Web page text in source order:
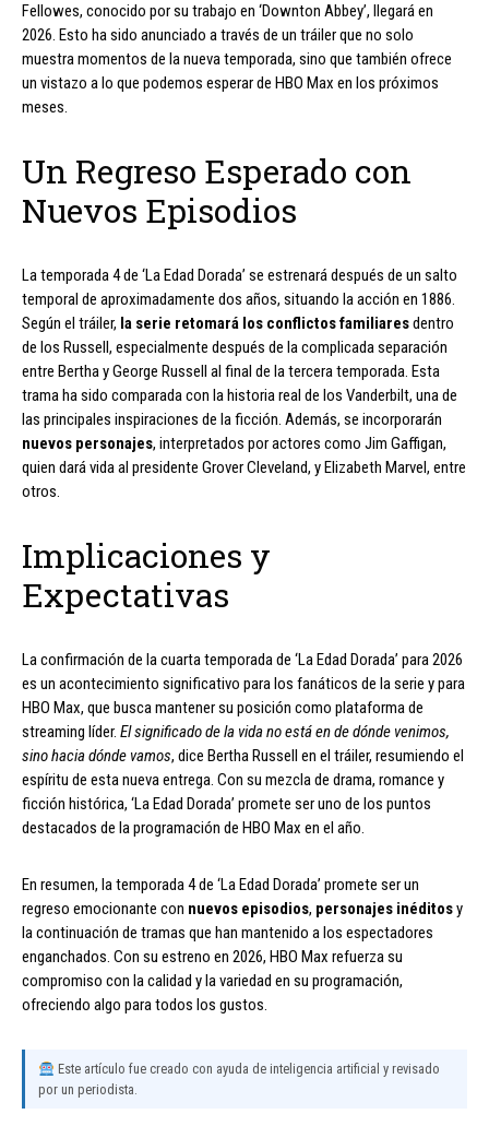
Fellowes, conocido por su trabajo en ‘Downton Abbey’, llegará en
2026. Esto ha sido anunciado a través de un tráiler que no solo
muestra momentos de la nueva temporada, sino que también ofrece
un vistazo a lo que podemos esperar de HBO Max en los próximos
meses.
Un Regreso Esperado con
Nuevos Episodios
La temporada 4 de ‘La Edad Dorada’ se estrenará después de un salto
temporal de aproximadamente dos años, situando la acción en 1886.
Según el tráiler, la serie retomará los conflictos familiaresdentro
de los Russell, especialmente después de la complicada separación
entre Bertha y George Russell al final de la tercera temporada. Esta
trama ha sido comparada con la historia real de los Vanderbilt, una de
las principales inspiraciones de la ficción. Además, se incorporarán
nuevos personajes, interpretados por actores como Jim Gaffigan,
quien dará vida al presidente Grover Cleveland, y Elizabeth Marvel, entre
otros.
Implicaciones y
Expectativas
La confirmación de la cuarta temporada de ‘La Edad Dorada’ para 2026
es un acontecimiento significativo para los fanáticos de la serie y para
HBO Max, que busca mantener su posición como plataforma de
streaming líder. El significado de la vida no está en de dónde venimos,
sino hacia dónde vamos, dice Bertha Russell en el tráiler, resumiendo el
espíritu de esta nueva entrega. Con su mezcla de drama, romance y
ficción histórica, ‘La Edad Dorada’ promete ser uno de los puntos
destacados de la programación de HBO Max en el año.
En resumen, la temporada 4 de ‘La Edad Dorada’ promete ser un
regreso emocionante con nuevos episodios, personajes inéditosy
la continuación de tramas que han mantenido a los espectadores
enganchados. Con su estreno en 2026, HBO Max refuerza su
compromiso con la calidad y la variedad en su programación,
ofreciendo algo para todos los gustos.
Este artículo fue creado con ayuda de inteligencia artificial y revisado
por un periodista.